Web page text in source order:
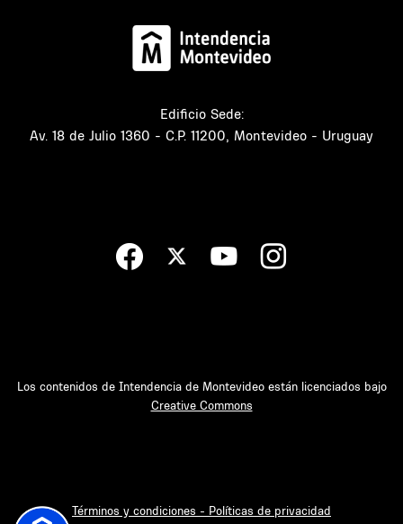
Edificio Sede:
Av. 18 de Julio 1360 - C.P. 11200, Montevideo - Uruguay
Los contenidos de Intendencia de Montevideo están licenciados bajo
Creative Commons
Términos y condiciones - Políticas de privacidad